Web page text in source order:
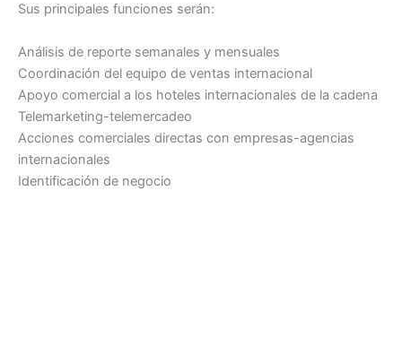
Sus principales funciones serán:
Análisis de reporte semanales y mensuales
Coordinación del equipo de ventas internacional
Apoyo comercial a los hoteles internacionales de la cadena
Telemarketing-telemercadeo
Acciones comerciales directas con empresas-agencias
internacionales
Identificación de negocio